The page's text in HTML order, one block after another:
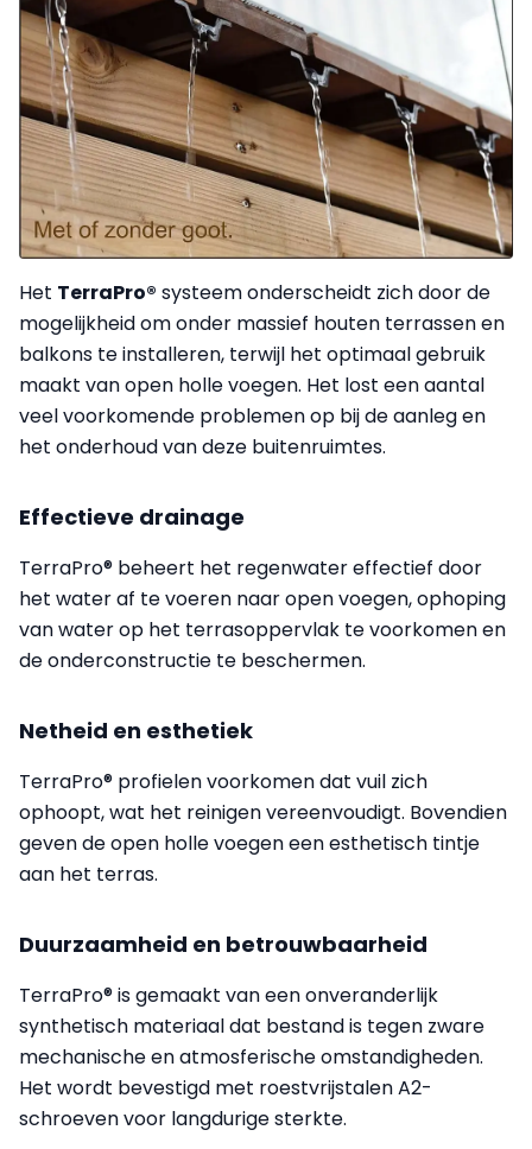
Het TerraPro® systeem onderscheidt zich door de
mogelijkheid om onder massief houten terrassen en
balkons te installeren, terwijl het optimaal gebruik
maakt van open holle voegen. Het lost een aantal
veel voorkomende problemen op bij de aanleg en
het onderhoud van deze buitenruimtes.
Effectieve drainage
TerraPro® beheert het regenwater effectief door
het water af te voeren naar open voegen, ophoping
van water op het terrasoppervlak te voorkomen en
de onderconstructie te beschermen.
Netheid en esthetiek
TerraPro® profielen voorkomen dat vuil zich
ophoopt, wat het reinigen vereenvoudigt. Bovendien
geven de open holle voegen een esthetisch tintje
aan het terras.
Duurzaamheid en betrouwbaarheid
TerraPro® is gemaakt van een onveranderlijk
synthetisch materiaal dat bestand is tegen zware
mechanische en atmosferische omstandigheden.
Het wordt bevestigd met roestvrijstalen A2-
schroeven voor langdurige sterkte.